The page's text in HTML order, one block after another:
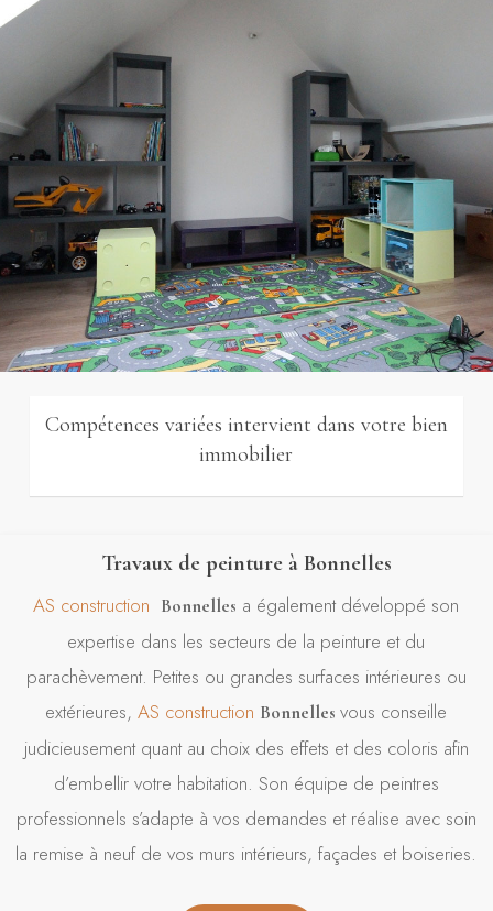
Compétences variées intervient dans votre bien
immobilier
Travaux de peinture à Bonnelles
AS construction Bonnelles a également développé son
expertise dans les secteurs de la peinture et du
parachèvement. Petites ou grandes surfaces intérieures ou
extérieures, AS construction Bonnelles vous conseille
judicieusement quant au choix des effets et des coloris afin
d’embellir votre habitation. Son équipe de peintres
professionnels s’adapte à vos demandes et réalise avec soin
la remise à neuf de vos murs intérieurs, façades et boiseries.